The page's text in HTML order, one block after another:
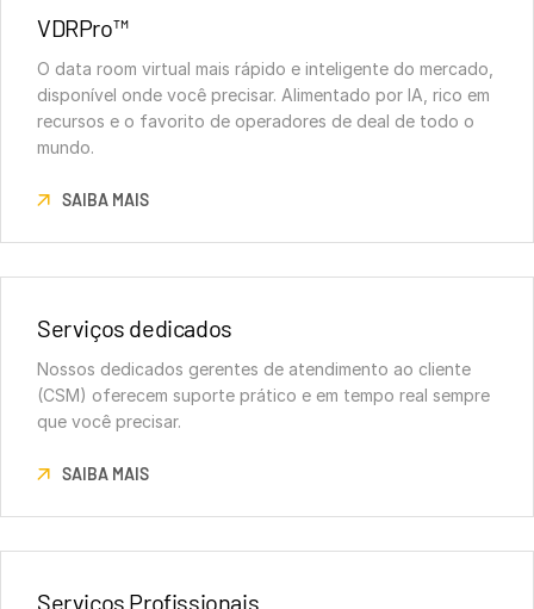
VDRPro™
O data room virtual mais rápido e inteligente do mercado,
disponível onde você precisar. Alimentado por IA, rico em
recursos e o favorito de operadores de deal de todo o
mundo.
SAIBA MAIS
Serviços dedicados
Nossos dedicados gerentes de atendimento ao cliente
(CSM) oferecem suporte prático e em tempo real sempre
que você precisar.
SAIBA MAIS
Serviços Profissionais